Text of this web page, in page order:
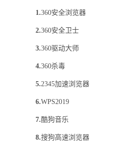
1.360安全浏览器
2.360安全卫士
3.360驱动大师
4.360杀毒
5.2345加速浏览器
6.WPS2019
7.酷狗音乐
8.搜狗高速浏览器